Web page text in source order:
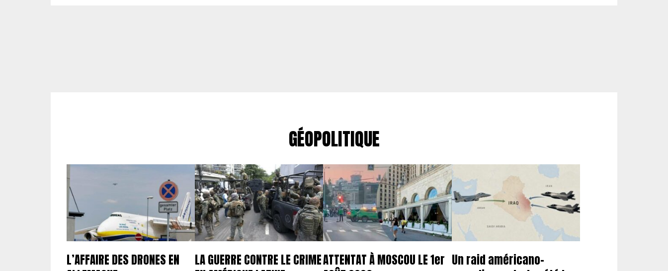
GÉOPOLITIQUE
L’AFFAIRE DES DRONES EN
LA GUERRE CONTRE LE CRIMEATTENTAT À MOSCOU LE 1er Un raid américano-